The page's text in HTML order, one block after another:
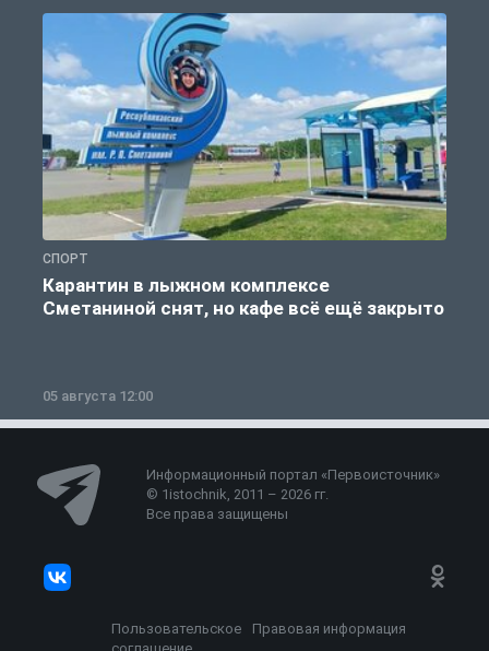
СПОРТ
Карантин в лыжном комплексе
Сметаниной снят, но кафе всё ещё закрыто
05 августа 12:00
Информационный портал «Первоисточник»
© 1istochnik, 2011 – 2026 гг.
Все права защищены
Пользовательское
Правовая информация